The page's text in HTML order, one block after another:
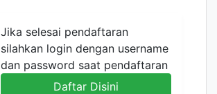
Jika selesai pendaftaran
silahkan login dengan username
dan password saat pendaftaran
Daftar Disini